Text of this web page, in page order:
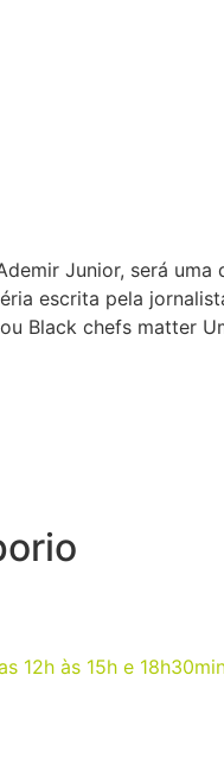
Junior, será uma
escrita pela
Black chefs matter
12h às 15h e